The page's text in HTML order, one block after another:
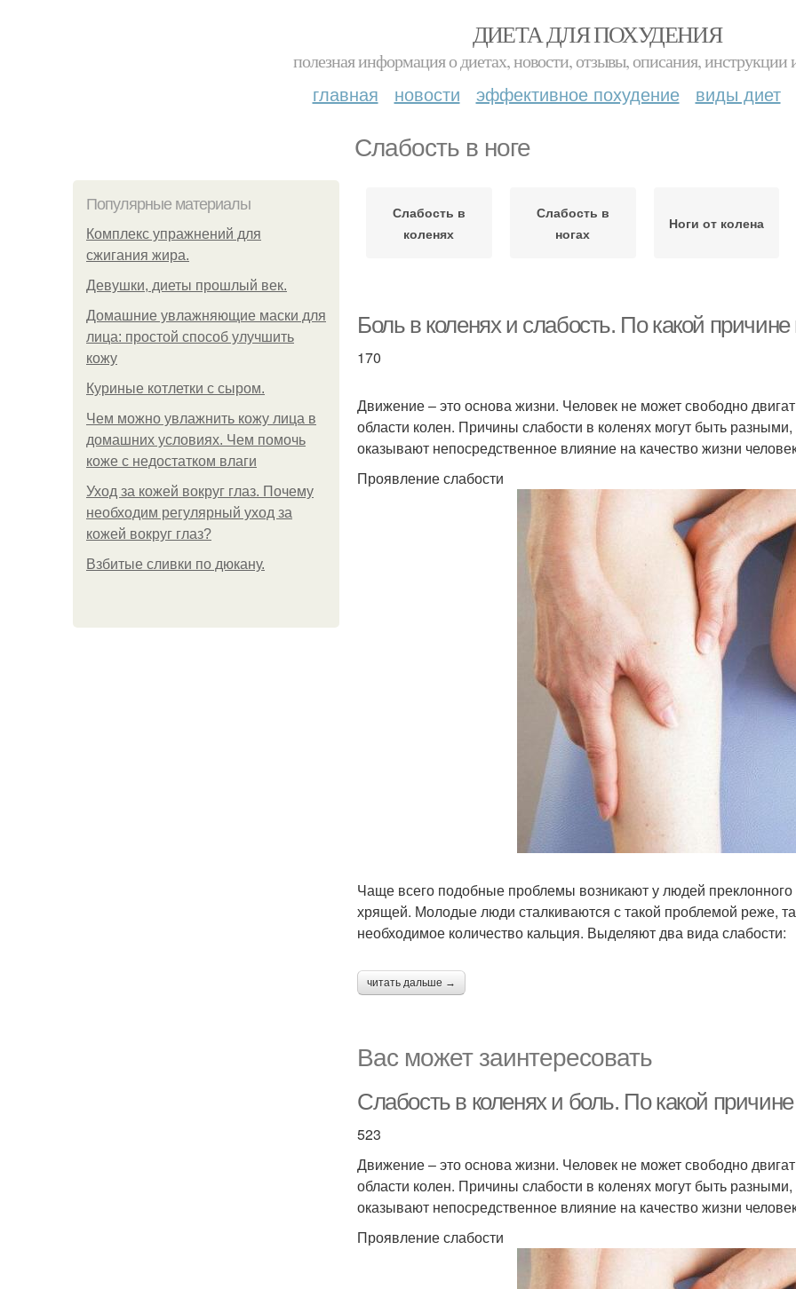
ДИЕТА ДЛЯ ПОХУДЕНИЯ
полезная информация о диетах, новости, отзывы, описания, инструкции
главная новости эффективное похудение виды диет
Слабость в ноге
Популярные материалы
Комплекс упражнений для
сжигания жира.
Девушки, диеты прошлый век.
Домашние увлажняющие маски для
лица: простой способ улучшить
кожу
Куриные котлетки с сыром.
Чем можно увлажнить кожу лица в
домашних условиях. Чем помочь
коже с недостатком влаги
Уход за кожей вокруг глаз. Почему
необходим регулярный уход за
кожей вокруг глаз?
Взбитые сливки по дюкану.
Слабость в
коленях
Слабость в
ногах
Ноги от колена
Боль в коленях и слабость. По какой
170
Движение – это основа жизни. Человек не может свободно
области колен. Причины слабости в коленях могут быть
оказывают непосредственное влияние на качество жизни
Проявление слабости
Чаще всего подобные проблемы возникают у людей
хрящей. Молодые люди сталкиваются с такой проблемой реже,
необходимое количество кальция. Выделяют два вида слабости:
читать дальше →
Вас может заинтересовать
Слабость в коленях и боль. По какой
523
Движение – это основа жизни. Человек не может свободно
области колен. Причины слабости в коленях могут быть
оказывают непосредственное влияние на качество жизни
Проявление слабости